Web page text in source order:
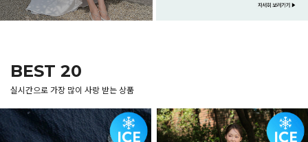
BEST 20
실시간으로 가장 많이 사랑 받는 상품